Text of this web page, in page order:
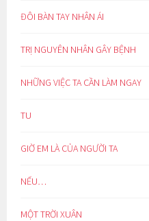
ĐÔI BÀN TAY NHÂN ÁI
TRỊ NGUYÊN NHÂN GÂY BỆNH
NHỮNG VIỆC TA CẦN LÀM NGAY
TU
GIỜ EM LÀ CỦA NGƯỜI TA
NẾU…
MỘT TRỜI XUÂN